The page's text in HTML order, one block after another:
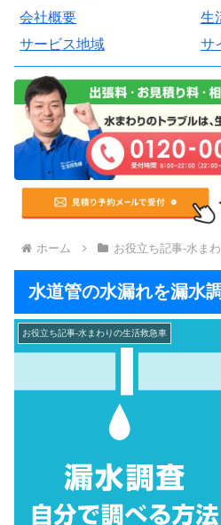
会社概要
生
サービス地域
サ
ホーム お役立ち記事-水ま
水道管の水漏れを漏水
お役立ち記事-水まわりの生活救急車